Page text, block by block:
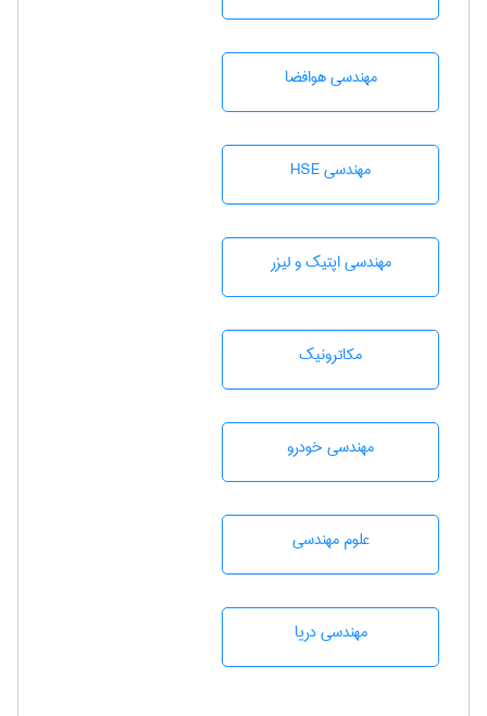
مهندسی هوافضا
مهندسی HSE
مهندسی اپتیک و لیزر
مکاترونیک
مهندسی خودرو
علوم مهندسی
مهندسی دریا